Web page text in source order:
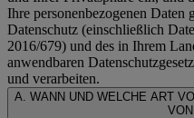
Ihre personenbezogenen Daten
Datenschutz (einschließlich
2016/679) und des in Ihrem
anwendbaren
und verarbeiten.
A. WANN UND WELCHE ART